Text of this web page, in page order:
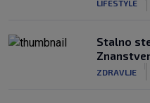
LIFESTYLE
Stalno
ZDRAVLJE